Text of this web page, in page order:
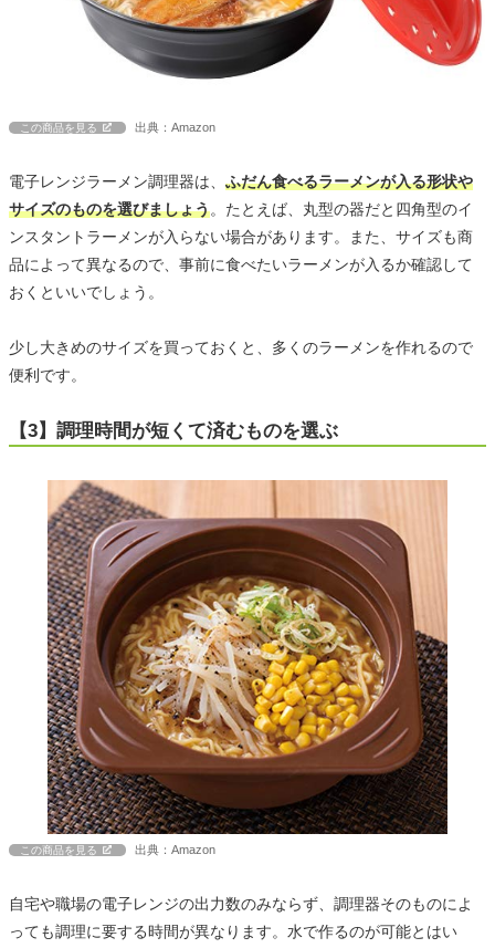
この商品を見る 出典：Amazon
電子レンジラーメン調理器は、 ふだん食べるラーメンが入る形状や
サイズのものを選びましょう。たとえば、丸型の器だと四角型のイ
ンスタントラーメンが入らない場合があります。また、サイズも商
品によって異なるので、事前に食べたいラーメンが入るか確認して
おくといいでしょう。
少し大きめのサイズを買っておくと、多くのラーメンを作れるので
便利です。
【3】調理時間が短くて済むものを選ぶ
この商品を見る 出典：Amazon
自宅や職場の電子レンジの出力数のみならず、調理器そのものによ
っても調理に要する時間が異なります。水で作るのが可能とはい